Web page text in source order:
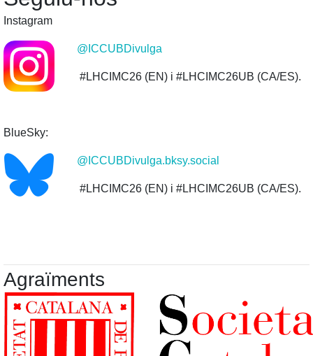
Instagram
@ICCUBDivulga
#LHCIMC26 (EN) i #LHCIMC26UB (CA/ES).
BlueSky:
@ICCUBDivulga.bksy.social
#LHCIMC26 (EN) i #LHCIMC26UB (CA/ES).
Agraïments